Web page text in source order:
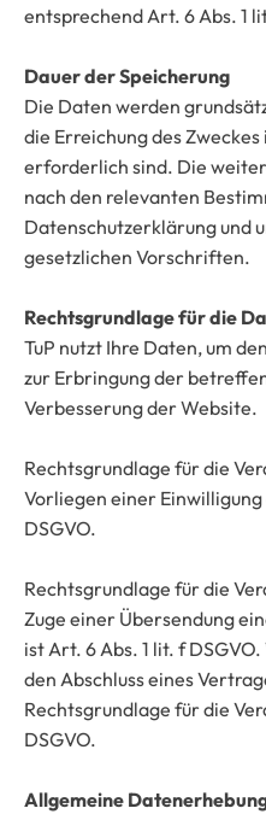
entsprechend Art. 6 Abs. 1
Dauer der Speicherung
Die Daten werden
die Erreichung des
erforderlich sind. Die
nach den relevanten
Datenschutzerklärung und
gesetzlichen Vorschriften.
Rechtsgrundlage für die
TuP nutzt Ihre Daten, um
zur Erbringung der
Verbesserung der Website.
Rechtsgrundlage für die
Vorliegen einer Einwilligung
DSGVO.
Rechtsgrundlage für die
Zuge einer Übersendung
ist Art. 6 Abs. 1 lit. f
den Abschluss eines
Rechtsgrundlage für die
DSGVO.
Allgemeine